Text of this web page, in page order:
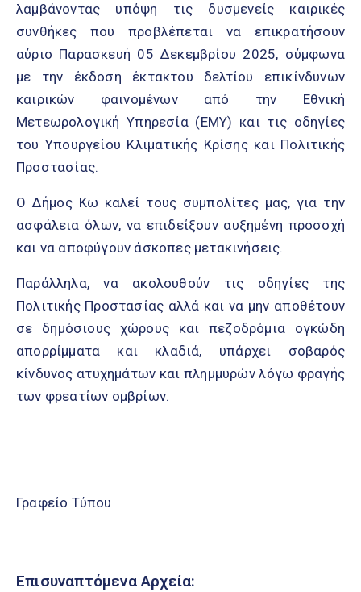
λαμβάνοντας υπόψη τις δυσμενείς καιρικές
συνθήκες που προβλέπεται να επικρατήσουν
αύριο Παρασκευή 05 Δεκεμβρίου 2025, σύμφωνα
με την έκδοση έκτακτου δελτίου επικίνδυνων
καιρικών φαινομένων από την Εθνική
Μετεωρολογική Υπηρεσία (ΕΜΥ) και τις οδηγίες
του Υπουργείου Κλιματικής Κρίσης και Πολιτικής
Προστασίας.
Ο Δήμος Κω καλεί τους συμπολίτες μας, για την
ασφάλεια όλων, να επιδείξουν αυξημένη προσοχή
και να αποφύγουν άσκοπες μετακινήσεις.
Παράλληλα, να ακολουθούν τις οδηγίες της
Πολιτικής Προστασίας αλλά και να μην αποθέτουν
σε δημόσιους χώρους και πεζοδρόμια ογκώδη
απορρίμματα και κλαδιά, υπάρχει σοβαρός
κίνδυνος ατυχημάτων και πλημμυρών λόγω φραγής
των φρεατίων ομβρίων.
Γραφείο Τύπου
Επισυναπτόμενα Αρχεία: